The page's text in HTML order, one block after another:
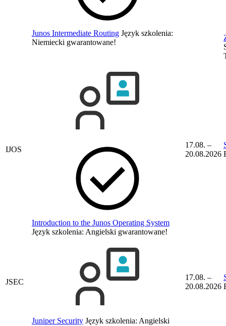
Junos Intermediate Routing Język szkolenia:
Niemiecki gwarantowane!
IJOS
Introduction to the Junos Operating System
Język szkolenia: Angielski gwarantowane!
17.08. –
20.08.2026
JSEC
Juniper Security Język szkolenia: Angielski
17.08. –
20.08.2026